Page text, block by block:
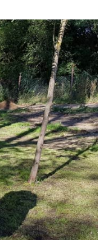
Handtrainer
Beintrainer
Koordinationtrainer
Brustpresse &
Vertikal Massage &
Tai Chi &